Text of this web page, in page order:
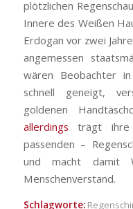
plötzlichen
Innere des Weißen
Erdogan vor zwei
angemessen
wären Beobachter
schnell geneigt,
goldenen
allerdings trägt ihre
passenden –
und macht damit
Menschenverstand.
Schlagworte: